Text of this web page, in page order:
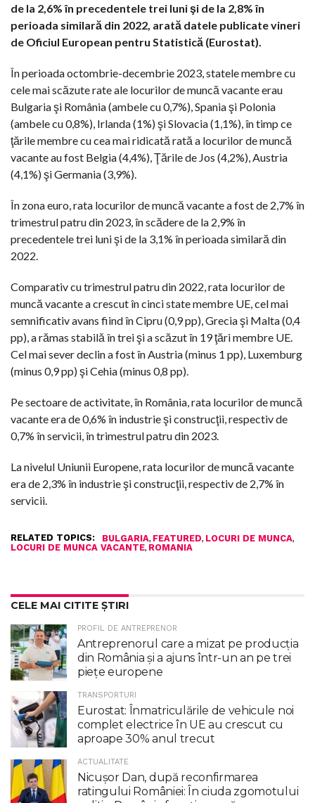
de la 2,6% în precedentele trei luni şi de la 2,8% în
perioada similară din 2022, arată datele publicate vineri
de Oficiul European pentru Statistică (Eurostat).
În perioada octombrie-decembrie 2023, statele membre cu
cele mai scăzute rate ale locurilor de muncă vacante erau
Bulgaria şi România (ambele cu 0,7%), Spania şi Polonia
(ambele cu 0,8%), Irlanda (1%) şi Slovacia (1,1%), în timp ce
ţările membre cu cea mai ridicată rată a locurilor de muncă
vacante au fost Belgia (4,4%), Ţările de Jos (4,2%), Austria
(4,1%) şi Germania (3,9%).
În zona euro, rata locurilor de muncă vacante a fost de 2,7% în
trimestrul patru din 2023, în scădere de la 2,9% în
precedentele trei luni şi de la 3,1% în perioada similară din
2022.
Comparativ cu trimestrul patru din 2022, rata locurilor de
muncă vacante a crescut în cinci state membre UE, cel mai
semnificativ avans fiind în Cipru (0,9 pp), Grecia şi Malta (0,4
pp), a rămas stabilă în trei şi a scăzut în 19 ţări membre UE.
Cel mai sever declin a fost în Austria (minus 1 pp), Luxemburg
(minus 0,9 pp) şi Cehia (minus 0,8 pp).
Pe sectoare de activitate, în România, rata locurilor de muncă
vacante era de 0,6% în industrie şi construcţii, respectiv de
0,7% în servicii, în trimestrul patru din 2023.
La nivelul Uniunii Europene, rata locurilor de muncă vacante
era de 2,3% în industrie şi construcţii, respectiv de 2,7% în
servicii.
RELATED TOPICS: BULGARIA, FEATURED, LOCURI DE MUNCA,
LOCURI DE MUNCA VACANTE, ROMANIA
CELE MAI CITITE ȘTIRI
PROFIL DE ANTREPRENOR
Antreprenorul care a mizat pe producția
din România și a ajuns într-un an pe trei
piețe europene
TRANSPORTURI
Eurostat: Înmatriculările de vehicule noi
complet electrice în UE au crescut cu
aproape 30% anul trecut
ACTUALITATE
Nicuşor Dan, după reconfirmarea
ratingului României: În ciuda zgomotului